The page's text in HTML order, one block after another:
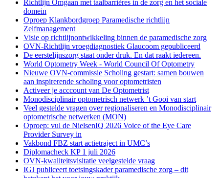
Richtlijn Omgaan met taalbarrières in de zorg en het sociale
domein
Oproep Klankbordgroep Paramedische richtlijn
Zelfmanagement
Visie op richtlijnontwikkeling binnen de paramedische zorg
OVN-Richtlijn vroegdiagnostiek Glaucoom gepubliceerd
De eerstelijnszorg staat onder druk. En dat raakt iedereen.
World Optometry Week - World Council Of Optometry
Nieuwe OVN-commissie Scholing gestart: samen bouwen
aan inspirerende scholing voor optometristen
Activeer je acccount van De Optometrist
Monodisciplinair optometrisch netwerk ’t Gooi van start
Veel gestelde vragen over regionaliseren en Monodisciplinair
optometrische netwerken (MON)
Oproep: vul de NielsenIQ 2026 Voice of the Eye Care
Provider Survey in
Vakbond FBZ start actietraject in UMC’s
Diplomacheck KP 1 juli 2026
OVN-kwaliteitsvisitatie veelgestelde vraag
IGJ publiceert toetsingskader paramedische zorg – dit